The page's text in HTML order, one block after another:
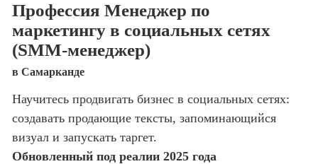
Школа дизайна
Школа нейросетей и
программирования
Школа психологии
Школа актерского
мастерства
оптимизации
Профессия
Интернет-
Профессия Менеджер по
маркетингу в социальных сетях
(SMM-менеджер)
в Самарканде
Научитесь продвигать бизнес в социальных сетях:
создавать продающие тексты, запоминающийся
визуал и запускать таргет.
Обновленный под реалии 2025 года